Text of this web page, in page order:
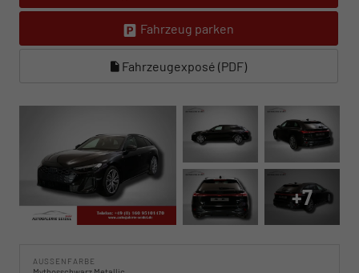
Fahrzeug parken
Fahrzeugexposé (PDF)
+7
AUSSENFARBE